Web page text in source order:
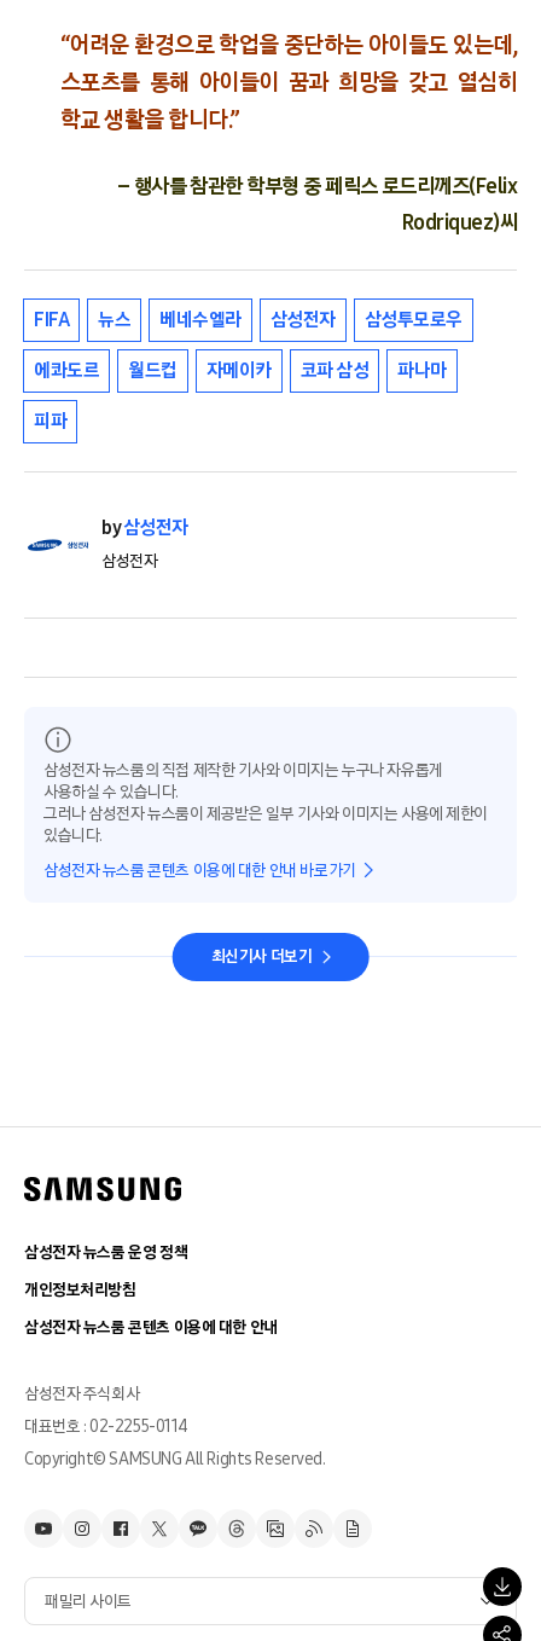
“어려운 환경으로 학업을 중단하는 아이들도 있는데,
스포츠를 통해 아이들이 꿈과 희망을 갖고 열심히
학교 생활을 합니다.”
– 행사를 참관한 학부형 중 페릭스 로드리께즈(Felix
Rodriquez)씨
FIFA 뉴스 베네수엘라 삼성전자 삼성투모로우
에콰도르 월드컵 자메이카 코파 삼성 파나마
피파
by삼성전자
삼성전자
삼성전자 뉴스룸의 직접 제작한 기사와 이미지는 누구나 자유롭게
사용하실 수 있습니다.
그러나 삼성전자 뉴스룸이 제공받은 일부 기사와 이미지는 사용에 제한이
있습니다.
삼성전자 뉴스룸 콘텐츠 이용에 대한 안내 바로가기
최신기사 더보기
삼성전자 뉴스룸 운영 정책
개인정보처리방침
삼성전자 뉴스룸 콘텐츠 이용에 대한 안내
삼성전자 주식회사
대표번호 : 02-2255-0114
Copyright© SAMSUNG All Rights Reserved.
패밀리 사이트